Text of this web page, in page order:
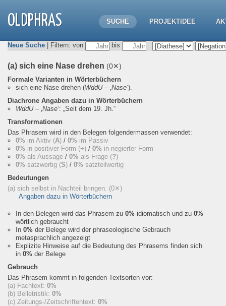
OLDPHRAS SUCHE PROJEKTIDEE
Neue Suche | Filtern: von bis
(a) sich eine Nase drehen (0✕)
Formale Varianten in Wörterbüchern
sich eine Nase drehen (WddU– ‚Nase‘).
Diachrone Angaben dazu in Wörterbüchern
WddU– ‚Nase‘: „Seit dem 19. Jh.“
Transformationen
Das Phrasem wird in den Belegen folgendermassen verwendet:
0% im Aktiv (A) / 0% im Passiv
0% in positiver Form (+) / 0% in negierter Form
0% als Aussage / 0% als Frage (?)
0% satzwertig (S) / 0% satzteilwertig
Bedeutungen
(a) sich selbst in Nachteil bringen. (0✕)
Angaben dazu in Wörterbüchern
In den Belegen wird das Phrasem zu 0% idiomatisch und zu 0%
wörtlich gebraucht
In 0% der Belege wird der phraseologische Gebrauch
metasprachlich angezeigt
Explizite Hinweise auf die Bedeutung des Phrasems finden sich
in 0% der Belege
Gebrauch
Das Phrasem kommt in folgenden Textsorten vor:
(a) Fachtext: 0%
(b) Belletristik: 0%
(c) Zeitungs-/Zeitschriftentext: 0%